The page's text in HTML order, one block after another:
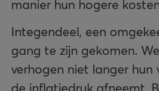
manier hun hogere
Integendeel, een
gang te zijn gekomen.
verhogen niet langer
de inflatiedruk afneemt.